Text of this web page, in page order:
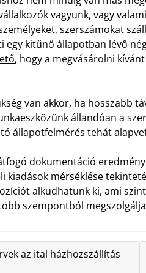
vagyunk, vagy
szerszámokat
egy kitűnő állapotban lévő
, hogy a megvásárolni
van akkor, ha hosszabb
állandóan a
állapotfelmérés tehát
dokumentáció
kiadások mérséklése
alkudhatunk ki, ami
szempontból
az ital házhozszállítás